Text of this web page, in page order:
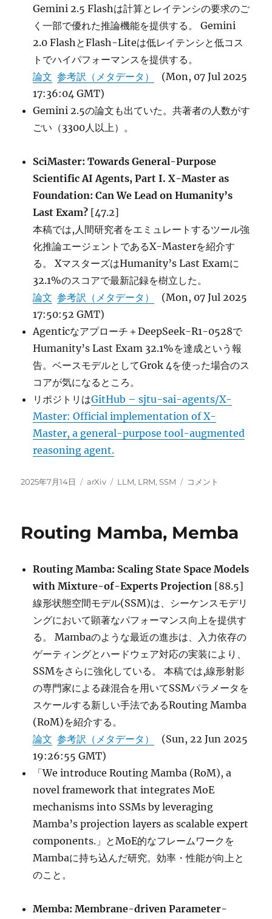
Gemini 2.5 Flashは計算とレイテンシの要求のご
く一部で優れた推論機能を提供する。 Gemini
2.0 FlashとFlash-Liteは低レイテンシと低コス
トでハイパフォーマンスを提供する。
論文 参考訳（メタデータ）
(Mon, 07 Jul 2025
17:36:04 GMT)
Gemini 2.5の論文も出ていた。共著者の人数がす
ごい（3300人以上）。
SciMaster: Towards General-Purpose
Scientific AI Agents, Part I. X-Master as
Foundation: Can We Lead on Humanity’s
Last Exam? [47.2]
本稿では,人間研究者をエミュレートするツール強
化推論エージェントであるX-Masterを紹介す
る。 XマスターズはHumanity’s Last Examに
32.1%のスコアで最新記録を樹立した。
論文 参考訳（メタデータ）
(Mon, 07 Jul 2025
17:50:52 GMT)
Agenticなアプローチ＋DeepSeek-R1-0528で
Humanity’s Last Exam 32.1%を達成という報
告。ベースモデルとしてGrok 4を使った場合のス
コアが気になるところ。
リポジトリはGitHub – sjtu-sai-agents/X-
Master: Official implementation of X-
Master, a general-purpose tool-augmented
reasoning agent.
投
2025年7月14日
カ
ー
arXiv
タ
LLM, LRM,SSM
Grok
Flash-
Kimi-
K2,
に
コメント
Routing Mamba, Memba
Routing Mamba: Scaling State Space Models
with Mixture-of-Experts Projection [88.5]
線形状態空間モデル(SSM)は、シーケンスモデリ
ングにおいて顕著なパフォーマンス向上を提供す
る。 Mambaのような最近の進歩は、入力依存の
ゲーティングとハードウェア対応の実装により、
SSMをさらに強化している。 本稿では,線形射影
の専門家による疎混合を用いてSSMパラメータを
スケールする新しい手法であるRouting Mamba
(RoM)を紹介する。
論文 参考訳（メタデータ）
(Sun, 22 Jun 2025
19:26:55 GMT)
「We introduce Routing Mamba (RoM), a
novel framework that integrates MoE
mechanisms into SSMs by leveraging
Mamba’s projection layers as scalable expert
components.」とMoE的なフレームワークを
Mambaに持ち込んだ研究。効率・性能が向上と
のこと。
Memba: Membrane-driven Parameter-